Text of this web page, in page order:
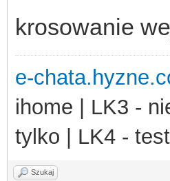
krosowanie
e-
ihome | LK3 -
tylko | LK4 -
Szukaj